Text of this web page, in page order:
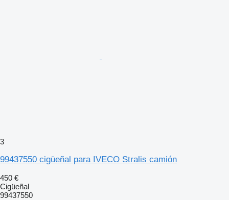
3
99437550 cigüeñal para IVECO Stralis camión
450 €
Cigüeñal
99437550